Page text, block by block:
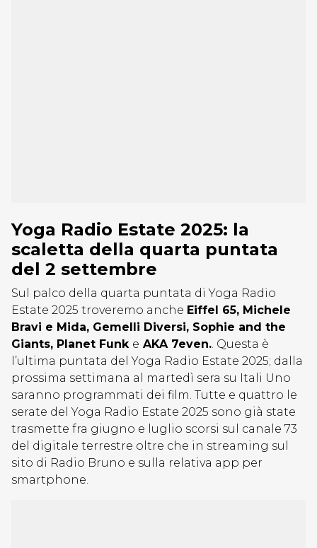
Yoga Radio Estate 2025: la
scaletta della quarta puntata
del 2 settembre
Sul palco della quarta puntata di Yoga Radio
Estate 2025 troveremo anche Eiffel 65, Michele
Bravi e Mida, Gemelli Diversi, Sophie and the
Giants, Planet Funk e AKA 7even.. Questa è
l’ultima puntata del Yoga Radio Estate 2025; dalla
prossima settimana al martedì sera su Itali Uno
saranno programmati dei film. Tutte e quattro le
serate del Yoga Radio Estate 2025 sono già state
trasmette fra giugno e luglio scorsi sul canale 73
del digitale terrestre oltre che in streaming sul
sito di Radio Bruno e sulla relativa app per
smartphone.